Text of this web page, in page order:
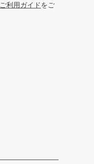
ご利用ガイドをご